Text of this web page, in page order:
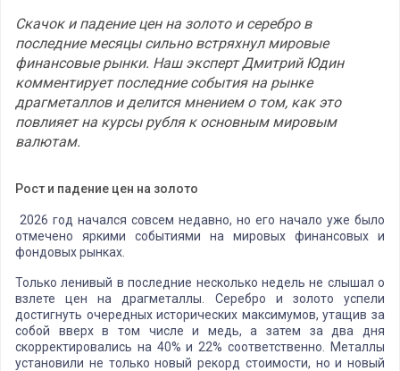
Скачок и падение цен на золото и серебро в
последние месяцы сильно встряхнул мировые
финансовые рынки. Наш эксперт Дмитрий Юдин
комментирует последние события на рынке
драгметаллов и делится мнением о том, как это
повлияет на курсы рубля к основным мировым
валютам.
Рост и падение цен на золото
2026 год начался совсем недавно, но его начало уже было
отмечено яркими событиями на мировых финансовых и
фондовых рынках.
Только ленивый в последние несколько недель не слышал о
взлете цен на драгметаллы. Серебро и золото успели
достигнуть очередных исторических максимумов, утащив за
собой вверх в том числе и медь, а затем за два дня
скорректировались на 40% и 22% соответственно. Металлы
установили не только новый рекорд стоимости, но и новый